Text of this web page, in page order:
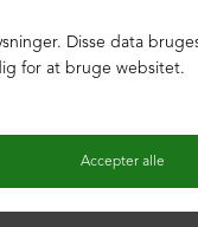
bluse med plisse